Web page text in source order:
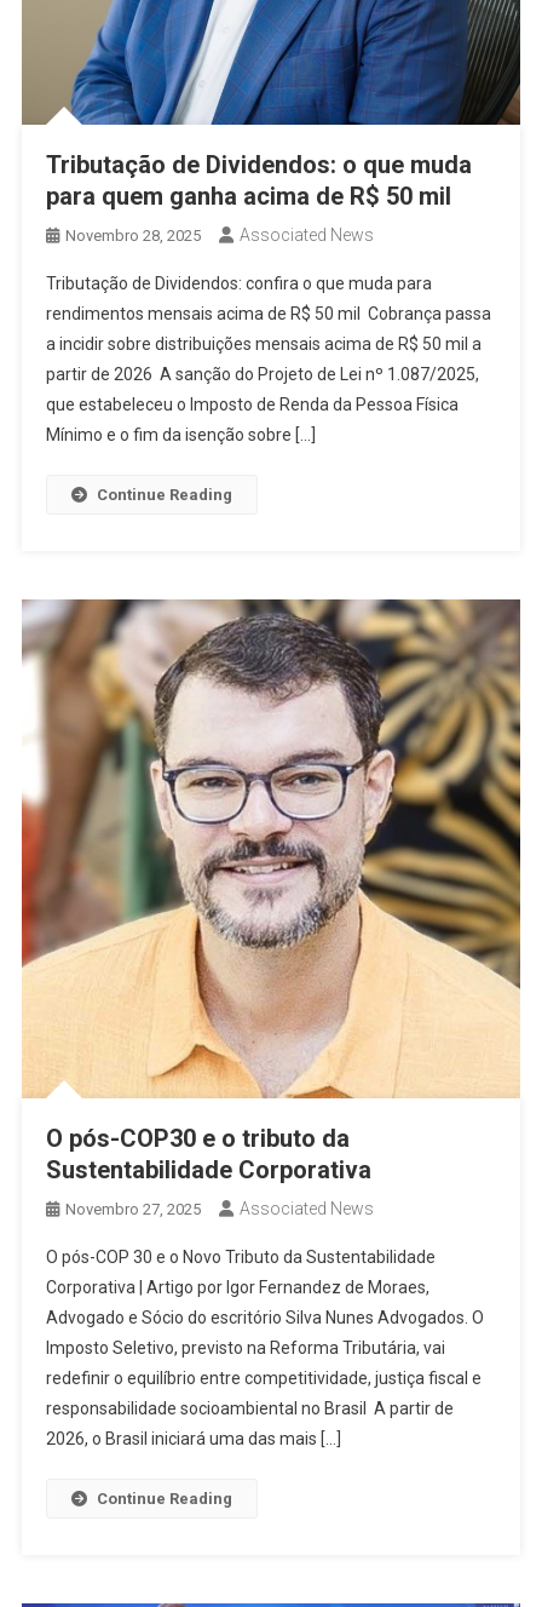
Tributação de Dividendos: o que muda
para quem ganha acima de R$ 50 mil
Novembro 28, 2025 Associated News
Tributação de Dividendos: confira o que muda para
rendimentos mensais acima de R$ 50 mil Cobrança passa
a incidir sobre distribuições mensais acima de R$ 50 mil a
partir de 2026 A sanção do Projeto de Lei nº 1.087/2025,
que estabeleceu o Imposto de Renda da Pessoa Física
Mínimo e o fim da isenção sobre […]
Continue Reading
O pós-COP30 e o tributo da
Sustentabilidade Corporativa
Novembro 27, 2025 Associated News
O pós-COP 30 e o Novo Tributo da Sustentabilidade
Corporativa | Artigo por Igor Fernandez de Moraes,
Advogado e Sócio do escritório Silva Nunes Advogados. O
Imposto Seletivo, previsto na Reforma Tributária, vai
redefinir o equilíbrio entre competitividade, justiça fiscal e
responsabilidade socioambiental no Brasil A partir de
2026, o Brasil iniciará uma das mais […]
Continue Reading